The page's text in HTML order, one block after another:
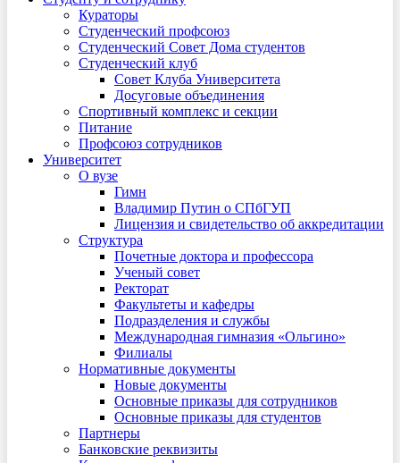
Кураторы
Студенческий профсоюз
Студенческий Совет Дома студентов
Студенческий клуб
Совет Клуба Университета
Досуговые объединения
Спортивный комплекс и секции
Питание
Профсоюз сотрудников
Университет
О вузе
Гимн
Владимир Путин о СПбГУП
Лицензия и свидетельство об аккредитации
Структура
Почетные доктора и профессора
Ученый совет
Ректорат
Факультеты и кафедры
Подразделения и службы
Международная гимназия «Ольгино»
Филиалы
Нормативные документы
Новые документы
Основные приказы для сотрудников
Основные приказы для студентов
Партнеры
Банковские реквизиты